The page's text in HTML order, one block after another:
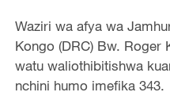
Waziri wa afya wa
Kongo (DRC) Bw. Roger
watu waliothibitishwa
nchini humo imefika 343.